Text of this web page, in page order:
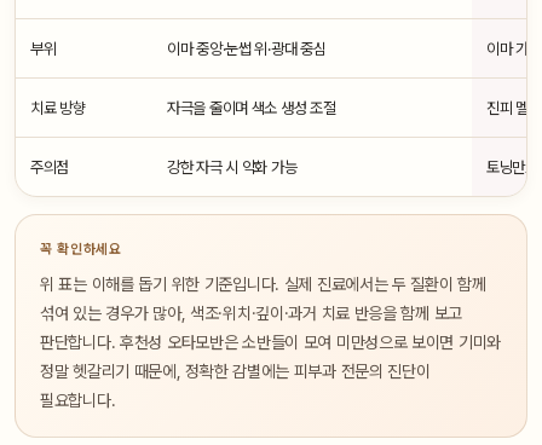
부위 이마 중앙·눈썹 위·광대 중심 이마 가
치료 방향 자극을 줄이며 색소 생성 조절 진피 멜
주의점 강한 자극 시 악화 가능 토닝만으
꼭 확인하세요
위 표는 이해를 돕기 위한 기준입니다. 실제 진료에서는 두 질환이 함께
섞여 있는 경우가 많아, 색조·위치·깊이·과거 치료 반응을 함께 보고
판단합니다. 후천성 오타모반은 소반들이 모여 미만성으로 보이면 기미와
정말 헷갈리기 때문에, 정확한 감별에는 피부과 전문의 진단이
필요합니다.